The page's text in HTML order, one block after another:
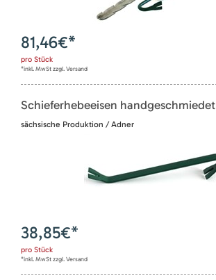
81,46€*
pro Stück
*inkl. MwSt zzgl. Versand
Schieferhebeeisen handgeschmiedet
sächsische Produktion / Adner
38,85€*
pro Stück
*inkl. MwSt zzgl. Versand